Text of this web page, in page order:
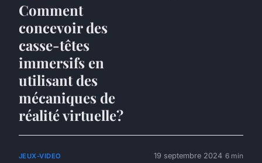
Comment
concevoir des
casse-têtes
immersifs en
utilisant des
mécaniques de
réalité virtuelle?
JEUX-VIDEO 19 septembre 2024 6 min